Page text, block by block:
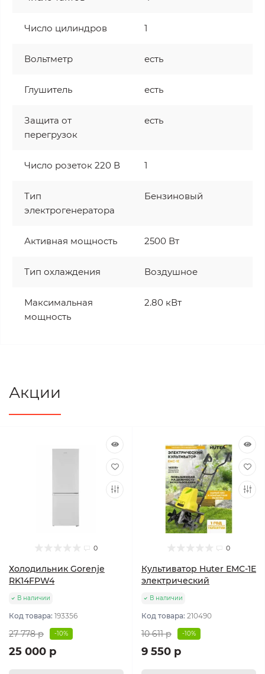
Число цилиндров 1
Вольтметр есть
Глушитель есть
Защита от
перегрузок
есть
Число розеток 220 В 1
Тип
электрогенератора
Бензиновый
Активная мощность 2500 Вт
Тип охлаждения Воздушное
Максимальная
мощность
2.80 кВт
Акции
0
Холодильник Gorenje
RK14FPW4
В наличии
Код товара: 193356
27 778 р -10%
25 000 р
0
Культиватор Huter ЕМС-1E
электрический
В наличии
Код товара: 210490
10 611 р -10%
9 550 р